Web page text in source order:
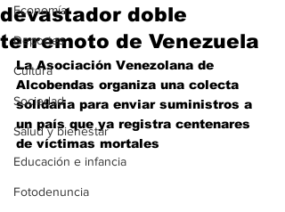
Economía
Deportes
Cultura
Sociedad
Salud y bienestar
Educación e infancia
Fotodenuncia
devastador doble
terremoto de Venezuela
La Asociación Venezolana de
Alcobendas organiza una colecta
solidaria para enviar suministros a
un país que ya registra centenares
de víctimas mortales